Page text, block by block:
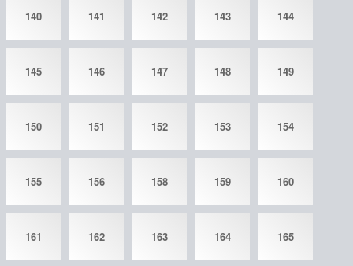
140 141 142 143 144
145 146 147 148 149
150 151 152 153 154
155 156 158 159 160
161 162 163 164 165